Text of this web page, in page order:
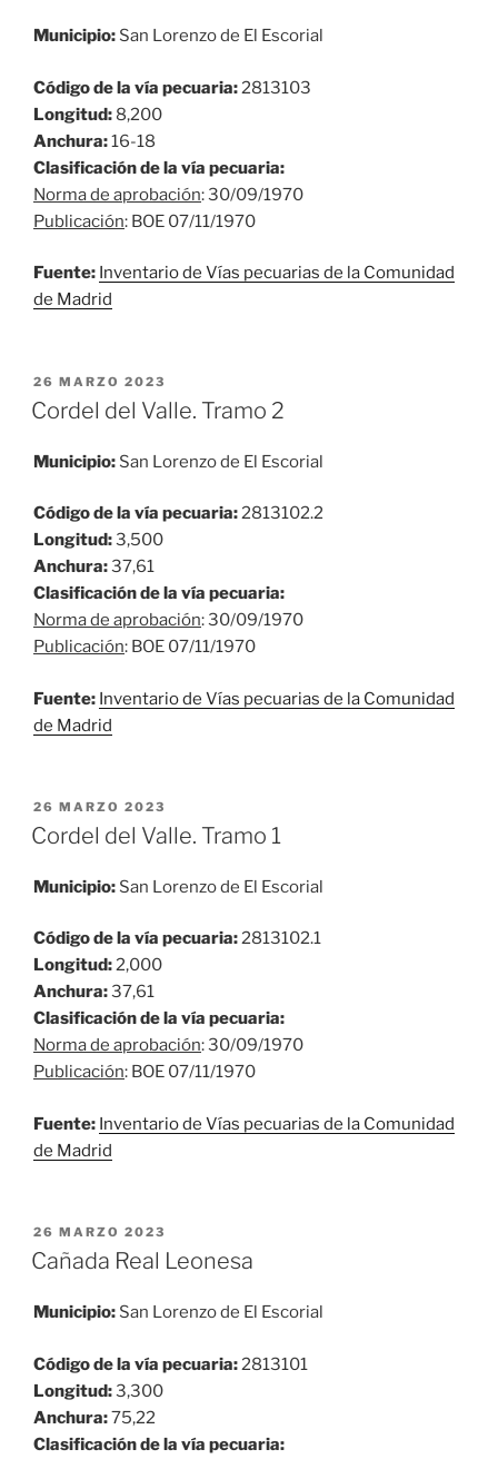
Municipio: San Lorenzo de El Escorial
Código de la vía pecuaria:2813103
Longitud: 8,200
Anchura:16-18
Clasificación de la vía pecuaria:
Norma de aprobación: 30/09/1970
Publicación: BOE 07/11/1970
Fuente: Inventario de Vías pecuarias de la Comunidad
de Madrid
PUBLICADO
EL
26 MARZO 2023
Cordel del Valle. Tramo 2
Municipio: San Lorenzo de El Escorial
Código de la vía pecuaria:2813102.2
Longitud:3,500
Anchura:37,61
Clasificación de la vía pecuaria:
Norma de aprobación: 30/09/1970
Publicación: BOE 07/11/1970
Fuente: Inventario de Vías pecuarias de la Comunidad
de Madrid
PUBLICADO
EL
26 MARZO 2023
Cordel del Valle. Tramo 1
Municipio: San Lorenzo de El Escorial
Código de la vía pecuaria:2813102.1
Longitud:2,000
Anchura:37,61
Clasificación de la vía pecuaria:
Norma de aprobación: 30/09/1970
Publicación: BOE 07/11/1970
Fuente: Inventario de Vías pecuarias de la Comunidad
de Madrid
PUBLICADO
EL
26 MARZO 2023
Cañada Real Leonesa
Municipio: San Lorenzo de El Escorial
Código de la vía pecuaria: 2813101
Longitud:3,300
Anchura:75,22
Clasificación de la vía pecuaria: